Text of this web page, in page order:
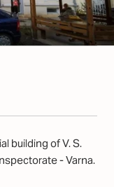
building of V. S.
- Varna.